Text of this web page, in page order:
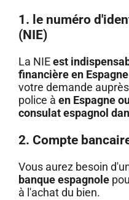
1. le numéro
(NIE)
La NIEest
financière en Espagne
votre demande
police à en Espagne
consulat espagnol
2. Compte
Vous aurez besoin
banque espagnole
à l'achat du bien.